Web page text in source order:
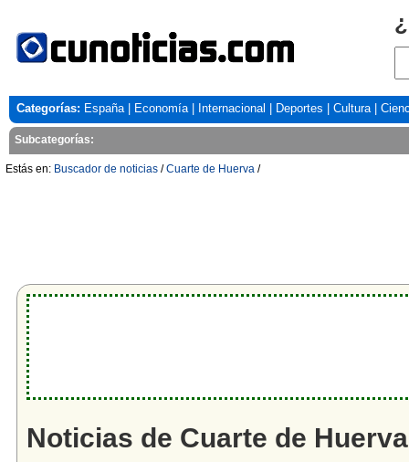
Categorías: España| Economía| Internacional Deportes Cultura|
Subcategorías:
Estás en: Buscador de noticias /Cuarte de Huerva /
Noticias de Cuarte de Huerva